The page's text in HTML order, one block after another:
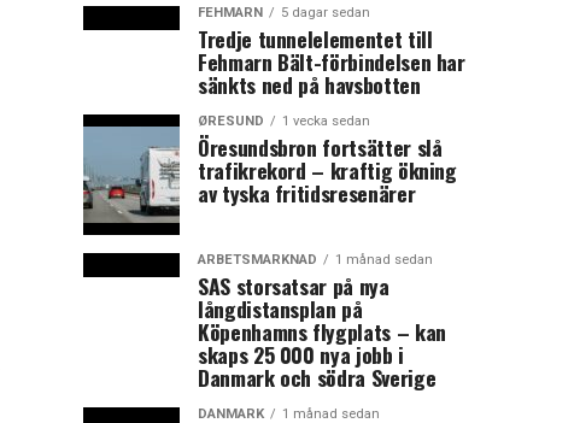
FEHMARN 5 dagar sedan
Tredje tunnelelementet till
Fehmarn Bält-förbindelsen har
sänkts ned på havsbotten
ØRESUND 1 vecka sedan
Öresundsbron fortsätter slå
trafikrekord – kraftig ökning
av tyska fritidsresenärer
ARBETSMARKNAD 1 månad sedan
SAS storsatsar på nya
långdistansplan på
Köpenhamns flygplats – kan
skaps 25 000 nya jobb i
Danmark och södra Sverige
DANMARK 1 månad sedan